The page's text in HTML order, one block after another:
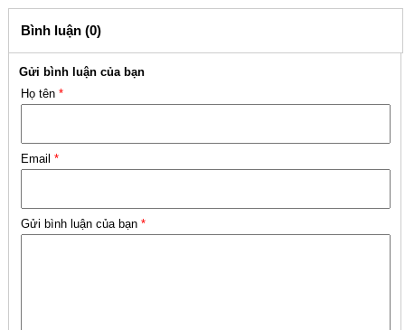
Bình luận (0)
Gửi bình luận của bạn
Họ tên *
Email *
Gửi bình luận của bạn *